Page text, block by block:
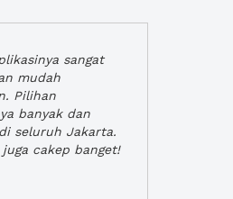
sangat
mudah
Pilihan
banyak dan
seluruh Jakarta.
juga cakep banget!